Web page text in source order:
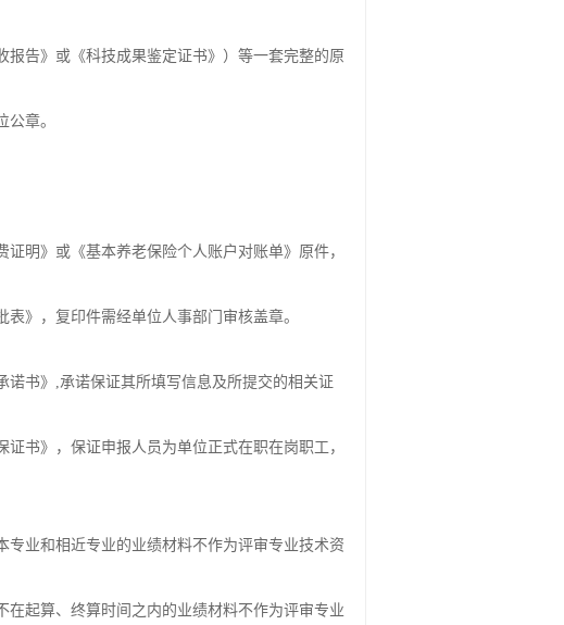
告》或《科技成果鉴定证书》）等一套完整的原
章。
明》或《基本养老保险个人账户对账单》原件，
》，复印件需经单位人事部门审核盖章。
书》,承诺保证其所填写信息及所提交的相关证
书》，保证申报人员为单位正式在职在岗职工，
业和相近专业的业绩材料不作为评审专业技术资
起算、终算时间之内的业绩材料不作为评审专业